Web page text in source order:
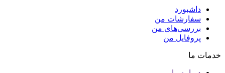
داشبورد
سفارشات من
بررسی‌های من
پروفایل من
خدمات ما